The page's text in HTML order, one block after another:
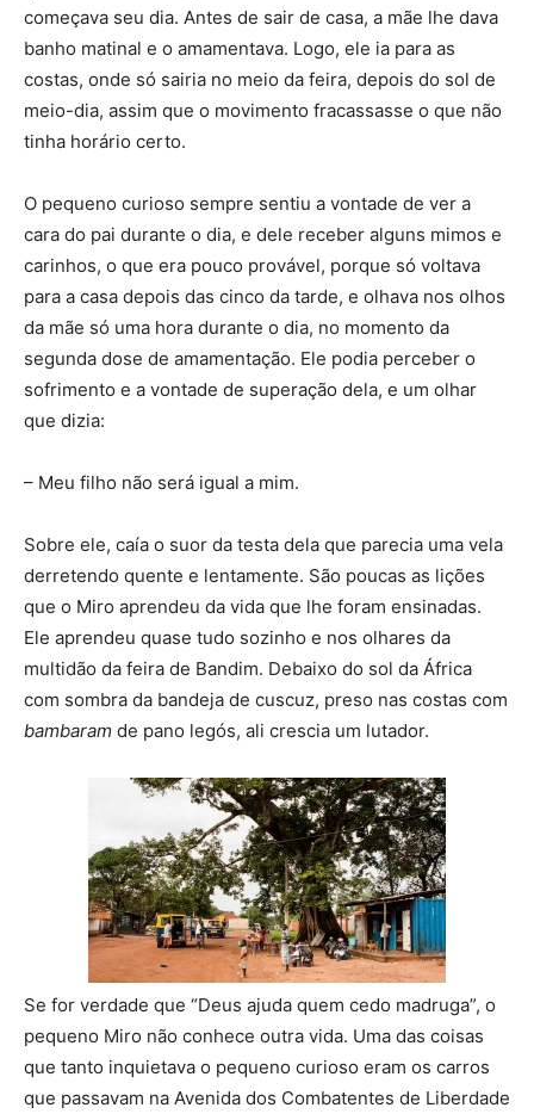
começava seu dia. Antes de sair de casa, a mãe lhe dava
banho matinal e o amamentava. Logo, ele ia para as
costas, onde só sairia no meio da feira, depois do sol de
meio-dia, assim que o movimento fracassasse o que não
tinha horário certo.
O pequeno curioso sempre sentiu a vontade de ver a
cara do pai durante o dia, e dele receber alguns mimos e
carinhos, o que era pouco provável, porque só voltava
para a casa depois das cinco da tarde, e olhava nos olhos
da mãe só uma hora durante o dia, no momento da
segunda dose de amamentação. Ele podia perceber o
sofrimento e a vontade de superação dela, e um olhar
que dizia:
– Meu filho não será igual a mim.
Sobre ele, caía o suor da testa dela que parecia uma vela
derretendo quente e lentamente. São poucas as lições
que o Miro aprendeu da vida que lhe foram ensinadas.
Ele aprendeu quase tudo sozinho e nos olhares da
multidão da feira de Bandim. Debaixo do sol da África
com sombra da bandeja de cuscuz, preso nas costas com
bambaram de pano legós, ali crescia um lutador.
Se for verdade que “Deus ajuda quem cedo madruga”, o
pequeno Miro não conhece outra vida. Uma das coisas
que tanto inquietava o pequeno curioso eram os carros
que passavam na Avenida dos Combatentes de Liberdade